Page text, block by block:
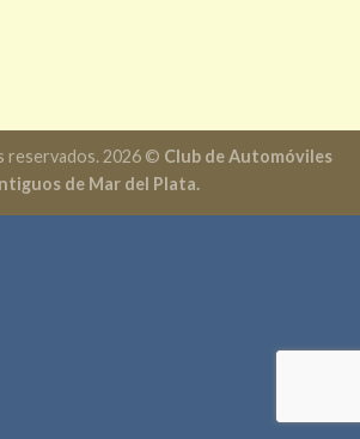
reservados. 2026 © Club de Automóviles
de Mar del Plata.